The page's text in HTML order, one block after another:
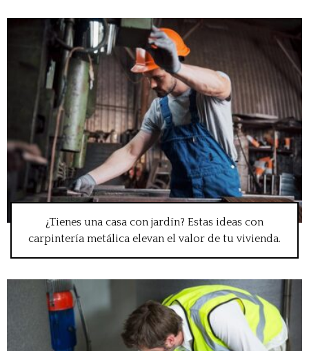
¿Tienes una casa con jardín? Estas ideas con
carpintería metálica elevan el valor de tu vivienda.